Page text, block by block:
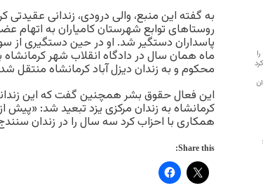
روستاهای توابع شهرستان کامیاران به اتهام
ماه‌‌ همان سال در دادگاه انقلاب شهر
محکوم و به زندان دیزل آباد کرمانشاه منتقل
این فعال حقوق بشر همچنین گفت که این
کرمانشاه به زندان مرکزی یزد تبعید شد: «پیش
همکاری با احزاب کرد سه سال را در زندان
Share this: